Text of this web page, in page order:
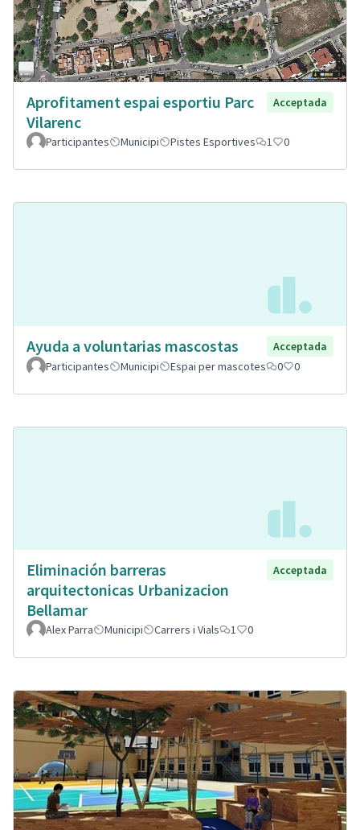
Aprofitament espai esportiu Parc
Vilarenc
Acceptada
Participantes Municipi Pistes Esportives 1 0
Ayuda a voluntarias mascostas
Acceptada
Participantes
Municipi Espai per mascotes 0 0
Eliminación barreras
arquitectonicas Urbanizacion
Bellamar
Acceptada
Alex Parra Municipi Carrers i Vials 1 0